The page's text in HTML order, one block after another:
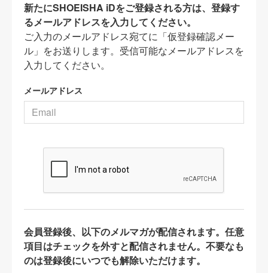
新たにSHOEISHA iDをご登録される方は、登録す
るメールアドレスを入力してください。
ご入力のメールアドレス宛てに「仮登録確認メー
ル」をお送りします。受信可能なメールアドレスを
入力してください。
メールアドレス
会員登録後、以下のメルマガが配信されます。任意
項目はチェックを外すと配信されません。不要なも
のは登録後にいつでも解除いただけます。